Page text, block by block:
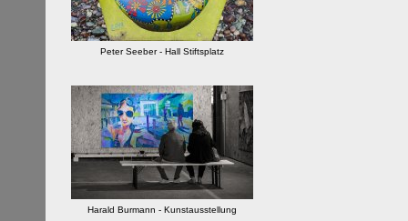
Peter Seeber - Hall Stiftsplatz
Harald Burmann - Kunstausstellung